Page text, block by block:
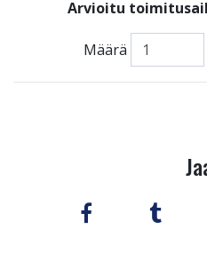
Arvioitu
Määrä